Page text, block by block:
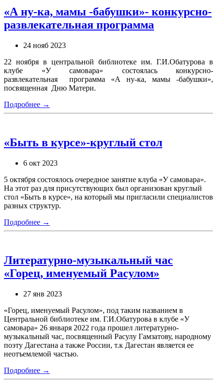
«А ну-ка, мамы -бабушки»- конкурсно-
развлекательная программа
24 нояб 2023
22 ноября в центральной библиотеке им. Г.И.Обатурова в
клубе «У самовара» состоялась конкурсно-
развлекательная программа «А ну-ка, мамы -бабушки»,
посвященная Дню Матери.
Подробнее →
«Быть в курсе»-круглый стол
6 окт 2023
5 октября состоялось очередное занятие клуба «У самовара».
На этот раз для присутствующих был организован круглый
стол «Быть в курсе», на который мы пригласили специалистов
разных структур.
Подробнее →
Литературно-музыкальный час
«Горец, именуемый Расулом»
27 янв 2023
«Горец, именуемый Расулом», под таким названием в
Центральной библиотеке им. Г.И.Обатурова в клубе «У
самовара» 26 января 2022 года прошел литературно-
музыкальный час, посвященный Расулу Гамзатову, народному
поэту Дагестана а также России, т.к Дагестан является ее
неотъемлемой частью.
Подробнее →